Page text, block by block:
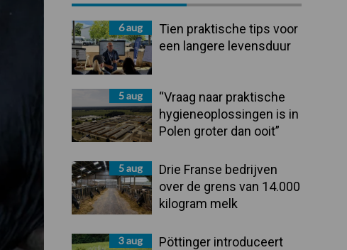
Sidebar6 aug
Tien praktische tips voor
een langere levensduur
5 aug
“Vraag naar praktische
hygieneoplossingen is in
Polen groter dan ooit”
5 aug
Drie Franse bedrijven
over de grens van 14.000
kilogram melk
3 aug
Pöttinger introduceert